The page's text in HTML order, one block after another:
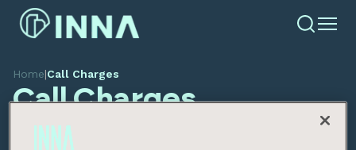
Home|Call Charges
Call Charges